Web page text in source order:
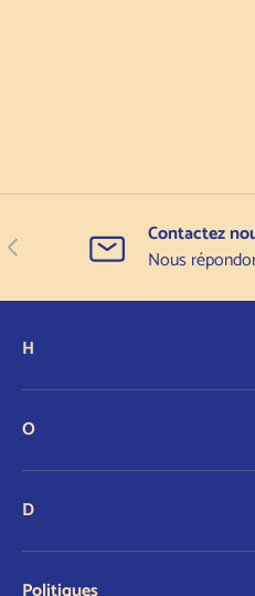
Précédent
Contactez
Nous
H
O
D